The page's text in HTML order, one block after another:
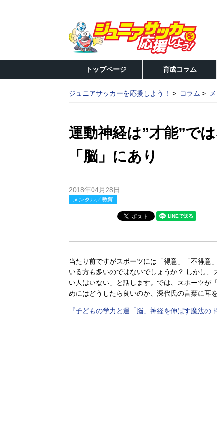
トップページ 育成コラム
ジュニアサッカーを応援しよう！ コラム
運動神経は”才能”で
「脳」にあり
2018年04月28日
メンタル／教育
当たり前ですがスポーツには「得意」「不得意
いる方も多いのではないでしょうか？ しかし
い人はいない」と話します。では、スポーツが
めにはどうしたら良いのか、深代氏の言葉に耳
『子どもの学力と運「脳」神経を伸ばす魔法の